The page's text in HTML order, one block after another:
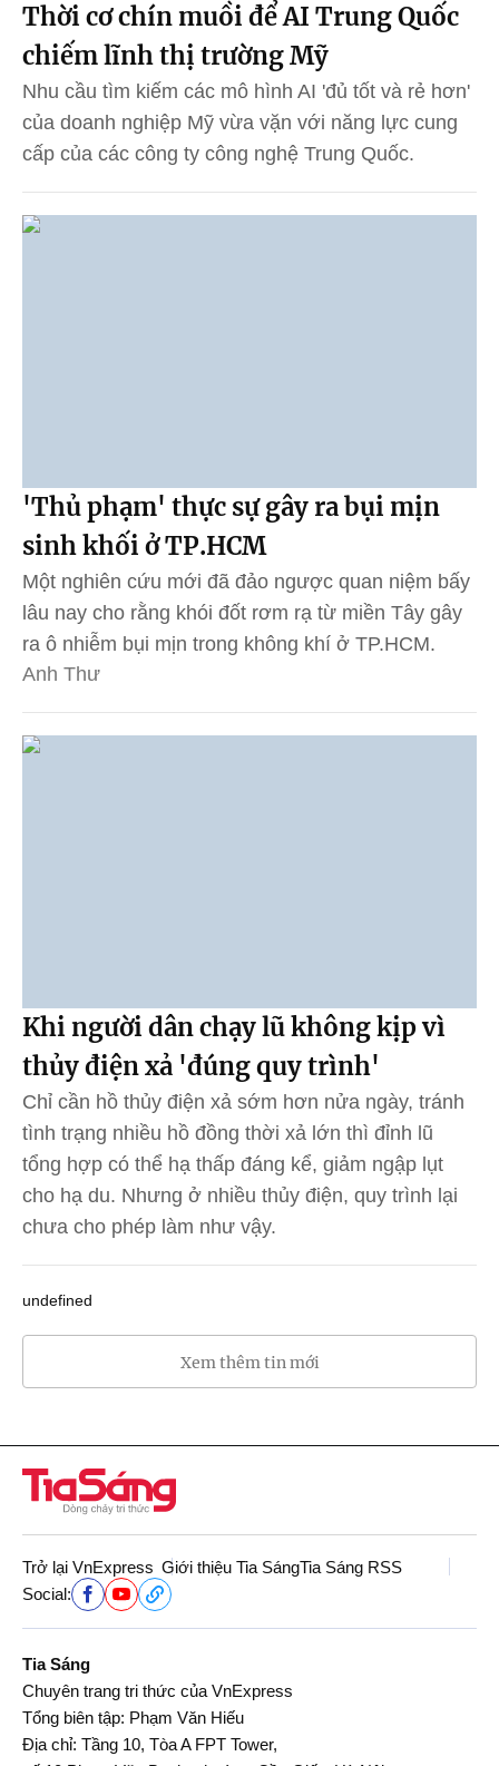
Thời cơ chín muồi để AI Trung Quốc
chiếm lĩnh thị trường Mỹ
Nhu cầu tìm kiếm các mô hình AI 'đủ tốt và rẻ hơn'
của doanh nghiệp Mỹ vừa vặn với năng lực cung
cấp của các công ty công nghệ Trung Quốc.
'Thủ phạm' thực sự gây ra bụi mịn
sinh khối ở TP.HCM
Một nghiên cứu mới đã đảo ngược quan niệm bấy
lâu nay cho rằng khói đốt rơm rạ từ miền Tây gây
ra ô nhiễm bụi mịn trong không khí ở TP.HCM.
Anh Thư
Khi người dân chạy lũ không kịp vì
thủy điện xả 'đúng quy trình'
Chỉ cần hồ thủy điện xả sớm hơn nửa ngày, tránh
tình trạng nhiều hồ đồng thời xả lớn thì đỉnh lũ
tổng hợp có thể hạ thấp đáng kể, giảm ngập lụt
cho hạ du. Nhưng ở nhiều thủy điện, quy trình lại
chưa cho phép làm như vậy.
undefined
Xem thêm tin mới
Trở lại VnExpress Giới thiệu Tia SángTia Sáng RSS
Social:
Tia Sáng
Chuyên trang tri thức của VnExpress
Tổng biên tập: Phạm Văn Hiếu
Địa chỉ: Tầng 10, Tòa A FPT Tower,